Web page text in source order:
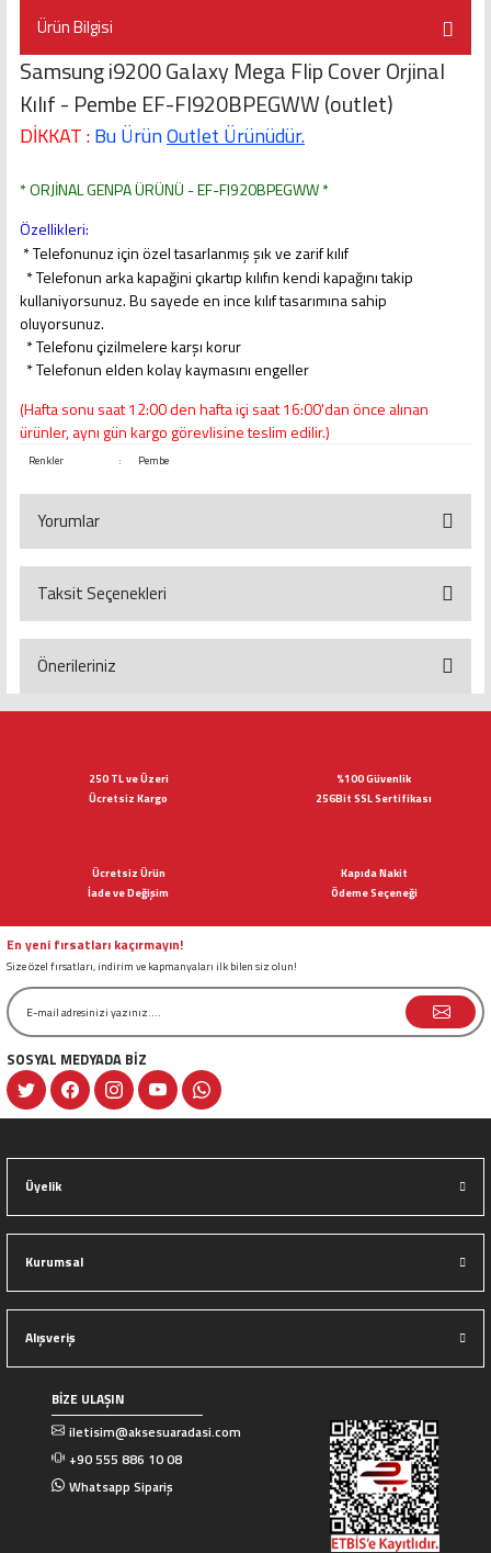
Ürün Bilgisi
Samsung i9200 Galaxy Mega Flip Cover Orjinal
Kılıf - Pembe EF-FI920BPEGWW (outlet)
DİKKAT :Bu ÜrünOutlet Ürünüdür.
* ORJİNAL GENPA ÜRÜNÜ - EF-FI920BPEGWW *
Özellikleri:
* Telefonunuz için özel tasarlanmış şık ve zarif kılıf
* Telefonun arka kapağini çıkartıp kılıfın kendi kapağını takip
kullaniyorsunuz. Bu sayede en ince kılıf tasarımına sahip
oluyorsunuz.
* Telefonu çizilmelere karşı korur
* Telefonun elden kolay kaymasını engeller
(Hafta sonu saat 12:00 den hafta içi saat 16:00'dan önce alınan
ürünler, aynı gün kargo görevlisine teslim edilir.)
Renkler : Pembe
Yorumlar
Bu ürüne ilk yorumu siz yapın!
Taksit Seçenekleri
Önerileriniz
Ürün bilgilerinde hatalar bulunuyor.
Bu ürüne benzer farklı alternatifler olmalı.
250 TL ve Üzeri
Ücretsiz Kargo
%100 Güvenlik
256Bit SSL Sertifikası
Ücretsiz Ürün
İade ve Değişim
Kapıda Nakit
Ödeme Seçeneği
En yeni fırsatları kaçırmayın!
Size özel fırsatları, indirim ve kapmanyaları ilk bilen siz olun!
SOSYAL MEDYADA BİZ
Üyelik
Kurumsal
Alışveriş
BİZE ULAŞIN
iletisim@aksesuaradasi.com
+90 555 886 10 08
Whatsapp Sipariş